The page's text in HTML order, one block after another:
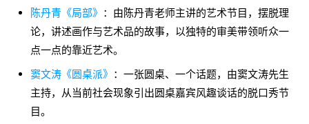
陈丹青《局部》 ：由陈丹青老师主讲的艺术节目，摆脱理
论，讲述画作与艺术品的故事，以独特的审美带领听众一
点一点的靠近艺术。
窦文涛《圆桌派》 ：一张圆桌、一个话题，由窦文涛先生
主持，从当前社会现象引出圆桌嘉宾风趣谈话的脱口秀节
目。